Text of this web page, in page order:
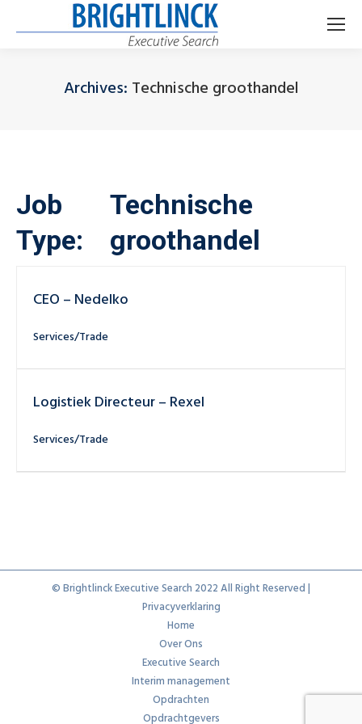
Archives: Technische groothandel
Job
Type:
Technische
groothandel
CEO – Nedelko
Services/Trade
Logistiek Directeur – Rexel
Services/Trade
© Brightlinck Executive Search 2022 All Right Reserved |
Privacyverklaring
Home
Over Ons
Executive Search
Interim management
Opdrachten
Opdrachtgevers